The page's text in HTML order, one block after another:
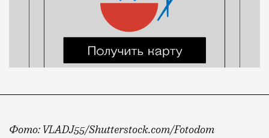
Фото: VLADJ55/Shutterstock.com/Fotodom